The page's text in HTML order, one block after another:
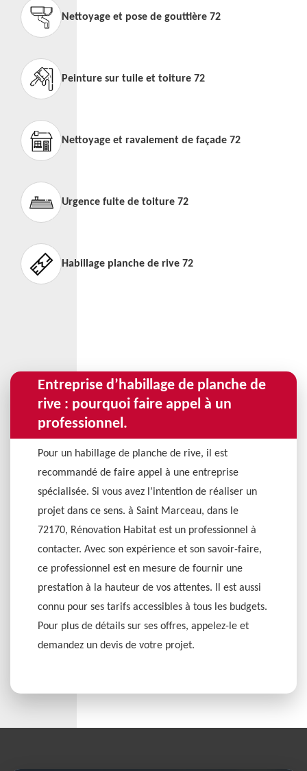
Nettoyage et pose de gouttière 72
Peinture sur tuile et toiture 72
Nettoyage et ravalement de façade 72
Urgence fuite de toiture 72
Habillage planche de rive 72
Entreprise d’habillage de planche de
rive : pourquoi faire appel à un
professionnel.
Pour un habillage de planche de rive, il est
recommandé de faire appel à une entreprise
spécialisée. Si vous avez l’intention de réaliser un
projet dans ce sens. à Saint Marceau, dans le
72170, Rénovation Habitat est un professionnel à
contacter. Avec son expérience et son savoir-faire,
ce professionnel est en mesure de fournir une
prestation à la hauteur de vos attentes. Il est aussi
connu pour ses tarifs accessibles à tous les budgets.
Pour plus de détails sur ses offres, appelez-le et
demandez un devis de votre projet.